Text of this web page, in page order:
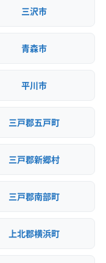
三沢市
青森市
平川市
三戸郡五戸町
三戸郡新郷村
三戸郡南部町
上北郡横浜町